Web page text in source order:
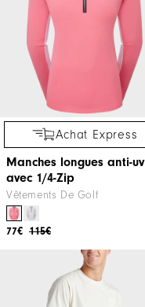
Achat Express
Manches longues anti-uv
avec 1/4-Zip
Vêtements De Golf
115€
77€